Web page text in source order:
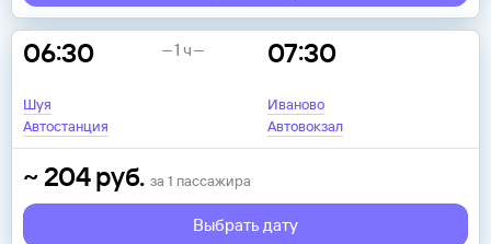
06:30
Шуя
Автостанция
07:30
Иваново
Автовокзал
1 ч
~ 204 руб. за 1 пассажира
Выбрать дату